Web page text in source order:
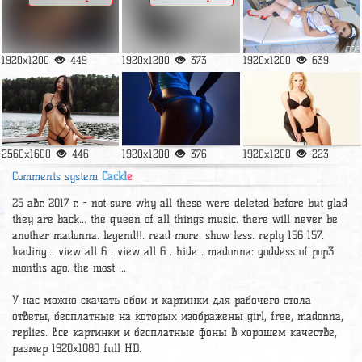
1920x1200 449 1920x1200 373 1920x1200 639
2560x1600 446 1920x1200 376 1920x1200 223
Comments system Cackle
25 авг. 2017 г. - not sure why all these were deleted before but glad
they are back... the queen of all things music. there will never be
another madonna. legend!!. read more. show less. reply 156 157.
loading... view all 6 . view all 6 . hide . madonna: goddess of pop3
months ago. the most ...
У нас можно скачать обои и картинки для рабочего стола
ответы, бесплатные на которых изображены girl, free, madonna,
replies. Все картинки и бесплатные фоны в хорошем качестве,
размер 1920х1080 full HD.